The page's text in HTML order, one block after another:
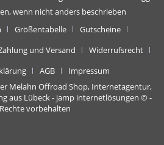
wenn nicht anders beschrieben
Größentabelle
Gutscheine
und Versand
Widerrufsrecht
AGB
Impressum
Melahn Offroad Shop, Internetagentur,
aus Lübeck - jamp internetlösungen © -
vorbehalten